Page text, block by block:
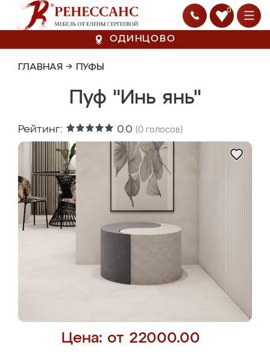
0
ОДИНЦОВО
ГЛАВНАЯ → ПУФЫ
Пуф "Инь янь"
Рейтинг: 0.0 (0 голосов)
Цена: от 22000.00